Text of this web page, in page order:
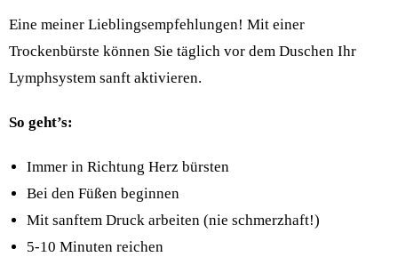
Eine meiner Lieblingsempfehlungen! Mit einer
Trockenbürste können Sie täglich vor dem Duschen Ihr
Lymphsystem sanft aktivieren.
So geht’s:
Immer in Richtung Herz bürsten
Bei den Füßen beginnen
Mit sanftem Druck arbeiten (nie schmerzhaft!)
5-10 Minuten reichen